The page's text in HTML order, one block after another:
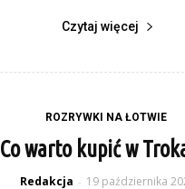
Czytaj więcej
ROZRYWKI NA ŁOTWIE
Co warto kupić w
Redakcja - 19 października